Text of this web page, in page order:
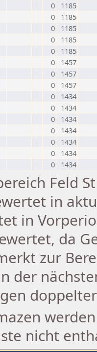
0
1185
0
1185
0
1185
0
1185
0
1185
0
1457
0
1457
0
1457
0
1434
0
1434
0
1434
0
1434
0
1434
0
1434
0 1434
Feld
in
in
da
zur
der
nicht